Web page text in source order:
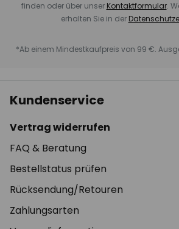
finden oder über unser Kontaktformular.
erhalten Sie in der
*Ab einem Mindestkaufpreis von 99 €.
Kundenservice
Vertrag widerrufen
FAQ & Beratung
Bestellstatus prüfen
Rücksendung/Retouren
Zahlungsarten